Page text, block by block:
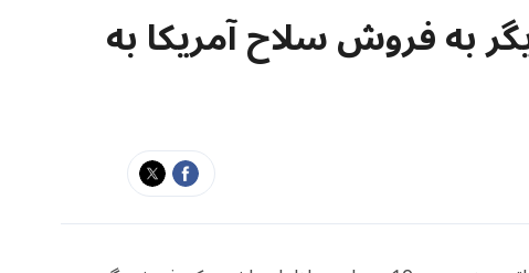
به فروش سلاح آمریکا به